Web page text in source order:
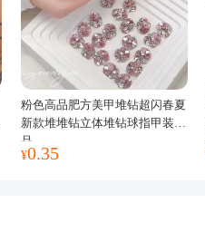
粉色高品肥方美甲堆钻超闪春夏
新款堆堆钻立体堆钻球指甲装饰
品
¥0.35